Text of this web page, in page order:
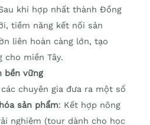
khi hợp nhất thành Đồng
tiềm năng kết nối sản
liên hoàn càng lớn, tạo
cho miền Tây.
bền vững
chuyên gia đưa ra một số
sản phẩm: Kết hợp nông
nghiệm (tour dành cho học